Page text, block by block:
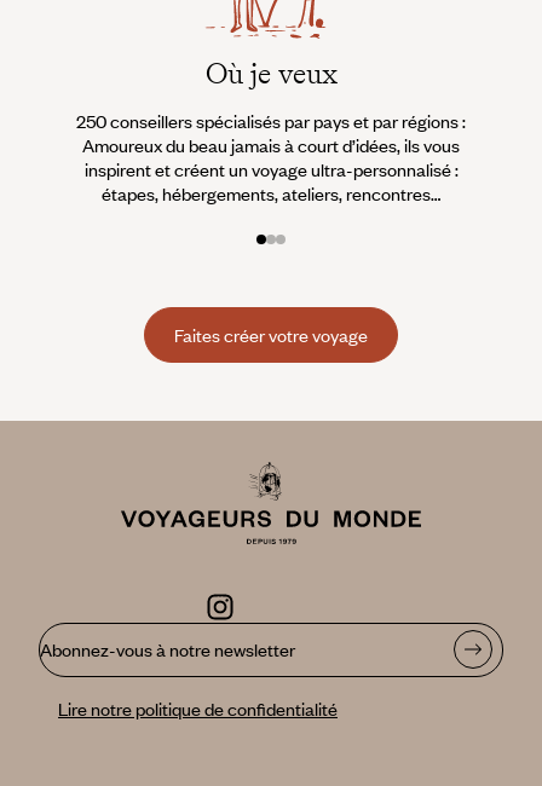
Où je veux
250 conseillers spécialisés par pays et par régions :
Amoureux du beau jamais à court d’idées, ils vous
inspirent et créent un voyage ultra-personnalisé :
étapes, hébergements, ateliers, rencontres…
Faites créer votre voyage
Abonnez-vous à notre newsletter
Lire notre politique de confidentialité